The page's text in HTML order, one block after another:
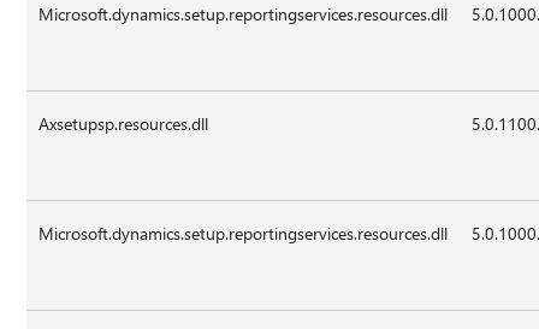
Microsoft.dynamics.setup.reportingservices.resources.dll
Axsetupsp.resources.dll
Microsoft.dynamics.setup.reportingservices.resources.dll